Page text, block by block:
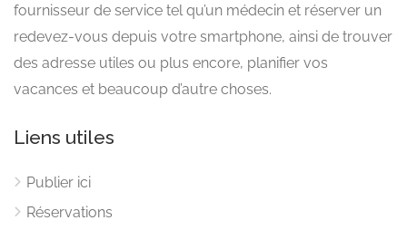
fournisseur de service tel qu’un médecin et réserver un
redevez-vous depuis votre smartphone, ainsi de trouver
des adresse utiles ou plus encore, planifier vos
vacances et beaucoup d’autre choses.
Liens utiles
Publier ici
Réservations